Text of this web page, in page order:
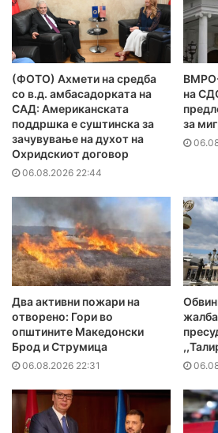
(ФОТО) Ахмети на средба
со в.д. амбасадорката на
САД: Американската
поддршка е суштинска за
зачувување на духот на
Охридскиот договор
06.08.2026 22:44
на
за
Два активни пожари на
отворено: Гори во
општините Македонски
Брод и Струмица
06.08.2026 22:31